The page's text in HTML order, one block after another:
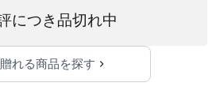
につき品切れ中
れる商品を探す